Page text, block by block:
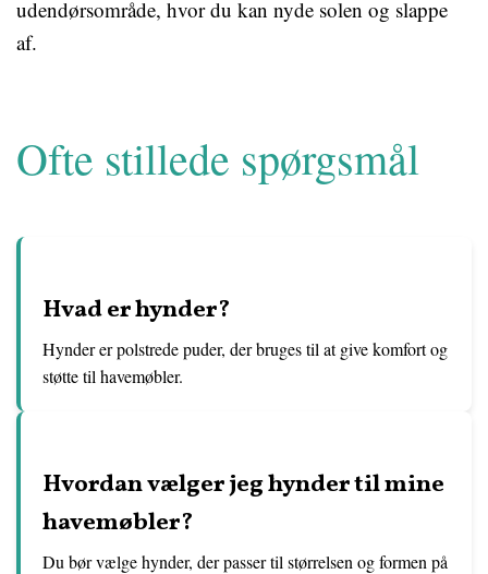
udendørsområde, hvor du kan nyde solen og slappe
af.
Ofte stillede spørgsmål
Hvad er hynder?
Hynder er polstrede puder, der bruges til at give komfort og
støtte til havemøbler.
Hvordan vælger jeg hynder til mine
havemøbler?
Du bør vælge hynder, der passer til størrelsen og formen på